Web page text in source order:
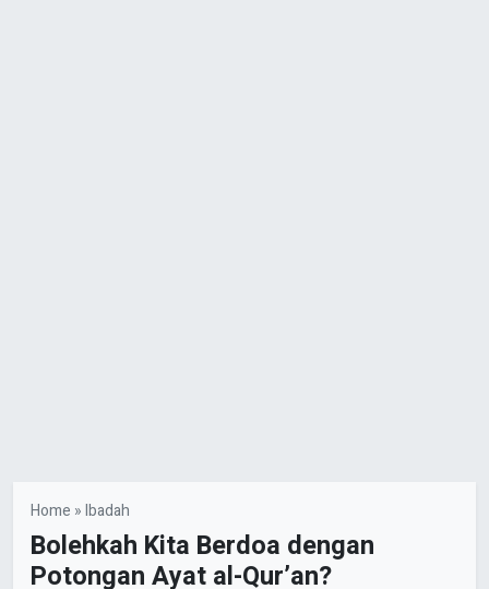
Home »Ibadah
Bolehkah Kita Berdoa dengan
Potongan Ayat al-Qur’an?